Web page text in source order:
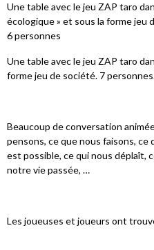
Une table avec le jeu ZAP taro
écologique » et sous la forme jeu
6 personnes
Une table avec le jeu ZAP taro
forme jeu de société. 7
Beaucoup de conversation
pensons, ce que nous faisons, ce
est possible, ce qui nous déplaît,
notre vie passée, …
Les joueuses et joueurs ont